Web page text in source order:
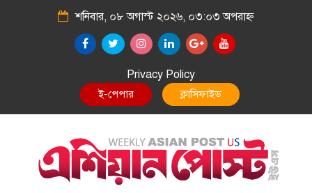
শনিবার, ০৮ অগাস্ট ২০২৬, ০৩:০৩ অপরাহ্ন
Privacy Policy
ই-পেপার ক্লাসিফাইড